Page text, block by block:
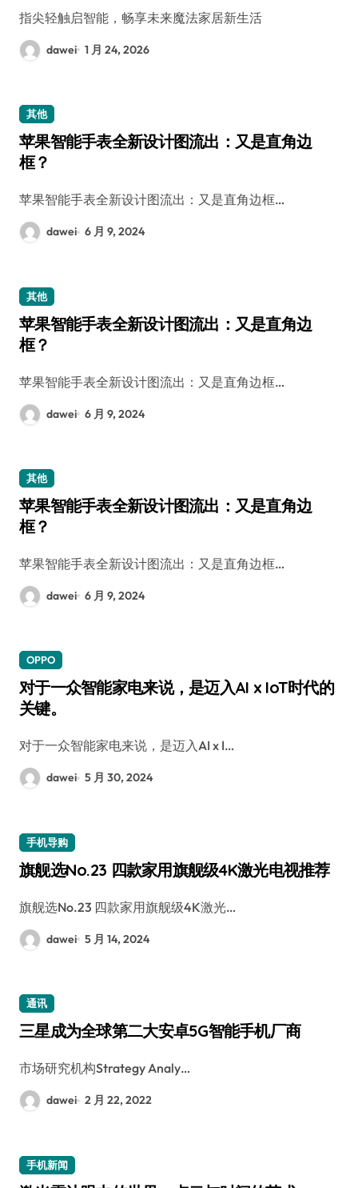
指尖轻触启智能，畅享未来魔法家居新生活
dawei 1 月 24, 2026
其他
苹果智能手表全新设计图流出：又是直角边
框？
苹果智能手表全新设计图流出：又是直角边框…
dawei 6 月 9, 2024
其他
苹果智能手表全新设计图流出：又是直角边
框？
苹果智能手表全新设计图流出：又是直角边框…
dawei 6 月 9, 2024
其他
苹果智能手表全新设计图流出：又是直角边
框？
苹果智能手表全新设计图流出：又是直角边框…
dawei 6 月 9, 2024
OPPO
对于一众智能家电来说，是迈入AI x IoT时代的
关键。
对于一众智能家电来说，是迈入AI x I…
dawei 5 月 30, 2024
手机导购
旗舰选No.23 四款家用旗舰级4K激光电视推荐
旗舰选No.23 四款家用旗舰级4K激光…
dawei 5 月 14, 2024
通讯
三星成为全球第二大安卓5G智能手机厂商
市场研究机构Strategy Analy…
dawei 2 月 22, 2022
手机新闻